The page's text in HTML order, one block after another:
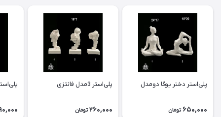
پلی‌استر دختر یوگا دومدل
650,000 تومان
پلی‌استر 3مدل فانتزی
260,000 تومان